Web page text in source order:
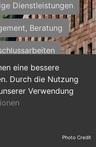
eine bessere
Durch die Nutzung
Verwendung
Dienstleistungen
Beratung
Sekretariat
Photo Credit